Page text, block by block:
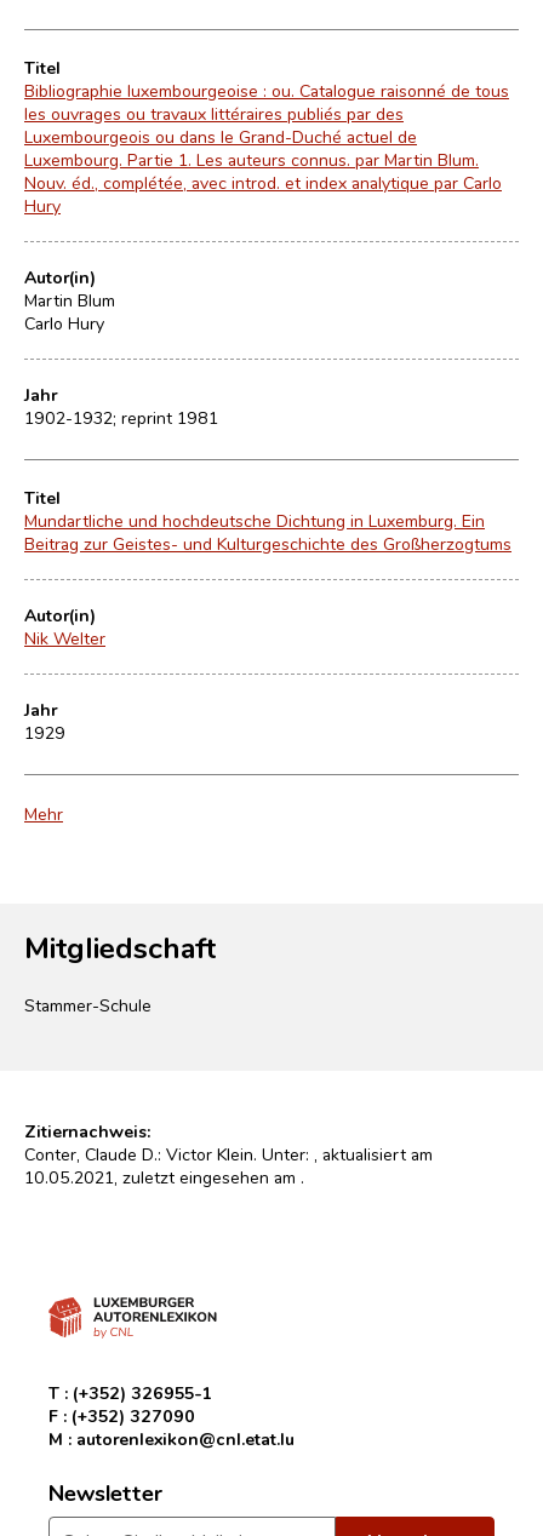
Titel
Bibliographie luxembourgeoise : ou. Catalogue raisonné de tous
les ouvrages ou travaux littéraires publiés par des
Luxembourgeois ou dans le Grand-Duché actuel de
Luxembourg. Partie 1. Les auteurs connus. par Martin Blum.
Nouv. éd., complétée, avec introd. et index analytique par Carlo
Hury
Autor(in)
Martin Blum
Carlo Hury
Jahr
1902-1932; reprint 1981
Titel
Mundartliche und hochdeutsche Dichtung in Luxemburg. Ein
Beitrag zur Geistes- und Kulturgeschichte des Großherzogtums
Autor(in)
Nik Welter
Jahr
1929
Mehr
Mitgliedschaft
Stammer-Schule
Zitiernachweis:
Conter, Claude D.: Victor Klein. Unter: , aktualisiert am
10.05.2021, zuletzt eingesehen am .
T : (+352) 326955-1
F : (+352) 327090
M : autorenlexikon@cnl.etat.lu
Newsletter